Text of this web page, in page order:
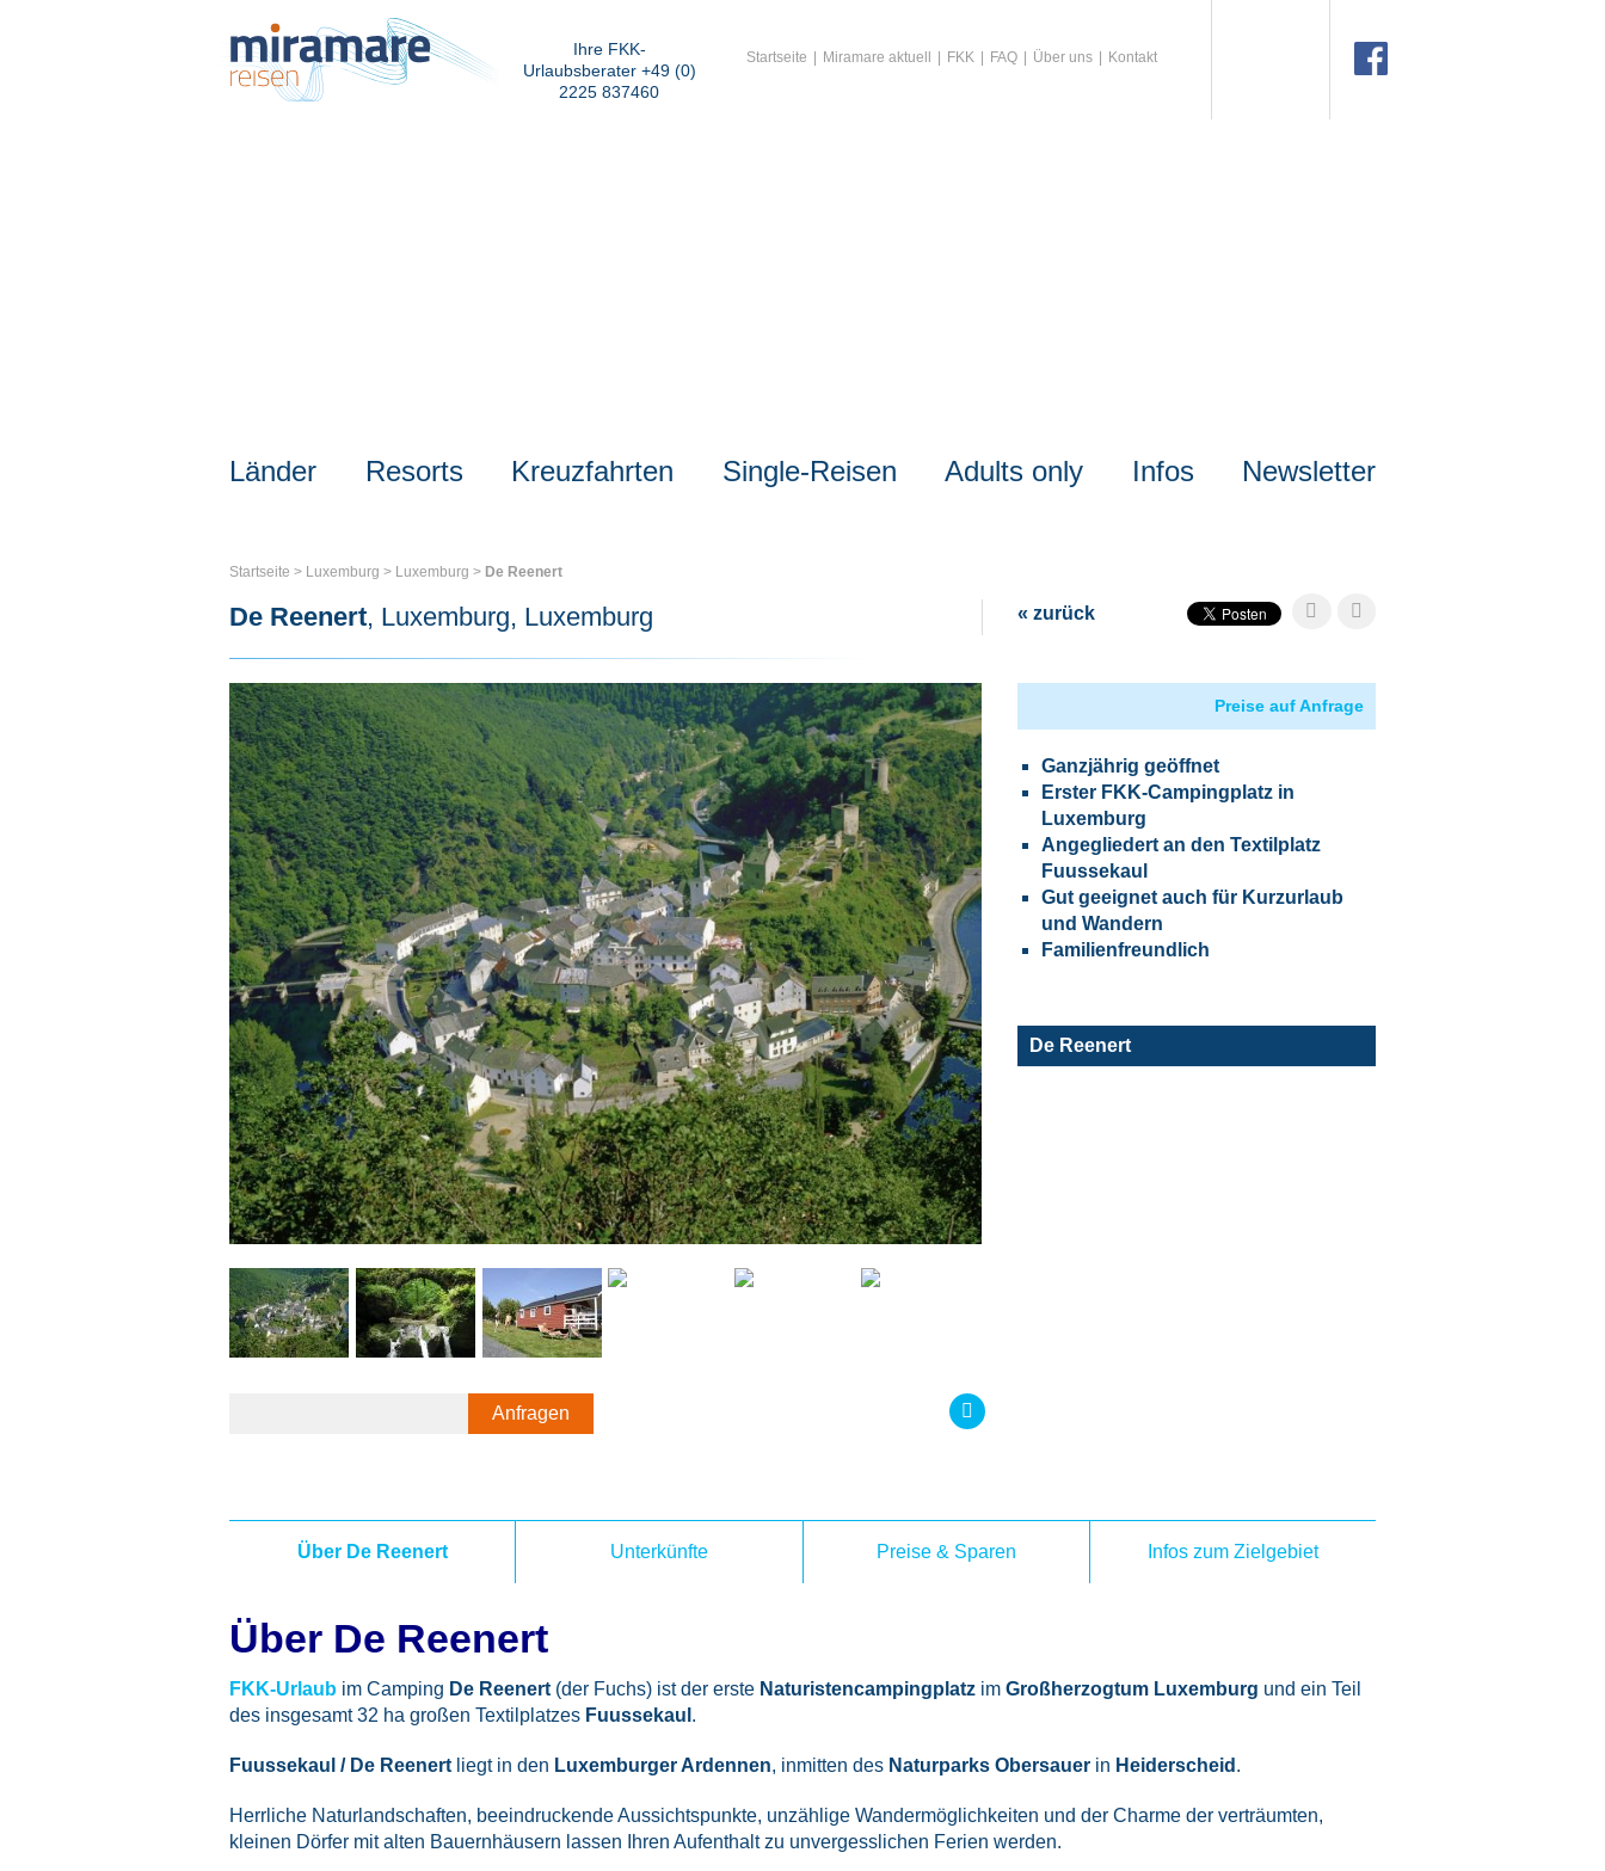
Ihre FKK-
Urlaubsberater +49 (0)
2225 837460
Startseite Miramare aktuell FKK FAQ Über uns Kontakt
Länder Resorts Kreuzfahrten Single-Reisen Adults only Infos Newsletter
Startseite > Luxemburg > Luxemburg > De Reenert
De Reenert, Luxemburg, Luxemburg « zurück
Anfragen
Preise auf Anfrage
Ganzjährig geöffnet
Erster FKK-Campingplatz in
Luxemburg
Angegliedert an den Textilplatz
Fuussekaul
Gut geeignet auch für Kurzurlaub
und Wandern
Familienfreundlich
De Reenert
Über De Reenert Unterkünfte Preise & Sparen Infos zum Zielgebiet
Über De Reenert
FKK-Urlaub im Camping De Reenert (der Fuchs) ist der erste Naturistencampingplatz im Großherzogtum Luxemburg und ein Teil
des insgesamt 32 ha großen Textilplatzes Fuussekaul .
Fuussekaul / De Reenert liegt in den Luxemburger Ardennen, inmitten des Naturparks Obersauer in Heiderscheid .
Herrliche Naturlandschaften, beeindruckende Aussichtspunkte, unzählige Wandermöglichkeiten und der Charme der verträumten,
kleinen Dörfer mit alten Bauernhäusern lassen Ihren Aufenthalt zu unvergesslichen Ferien werden.